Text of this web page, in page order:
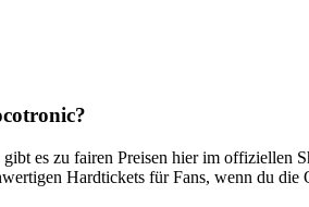
?
gibt es zu fairen Preisen hier im offiziellen
Hardtickets für Fans, wenn du